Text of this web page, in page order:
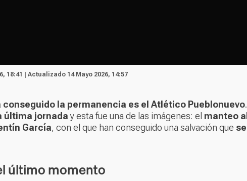
18:41 | Actualizado 14 Mayo 2026, 14:57
conseguido la permanencia es el Atlético Pueblonuevo.
última jornaday esta fue una de las imágenes: el manteo al
García, con el que han conseguido una salvación que se
último momento